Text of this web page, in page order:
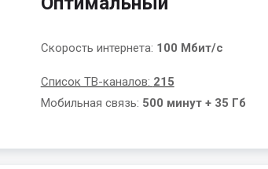
Скорость интернета: 100 Мбит/с
Список ТВ-каналов: 215
Мобильная связь: 500 минут + 35 Гб